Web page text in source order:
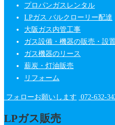
プロパンガスレンタル
LPガス バルクローリー配達
大阪ガス内管工事
ガス設備・機器の販売・設
ガス機器のリース
薪炭・灯油販売
リフォーム
フォローお願いします 072-632-
LPガス販売